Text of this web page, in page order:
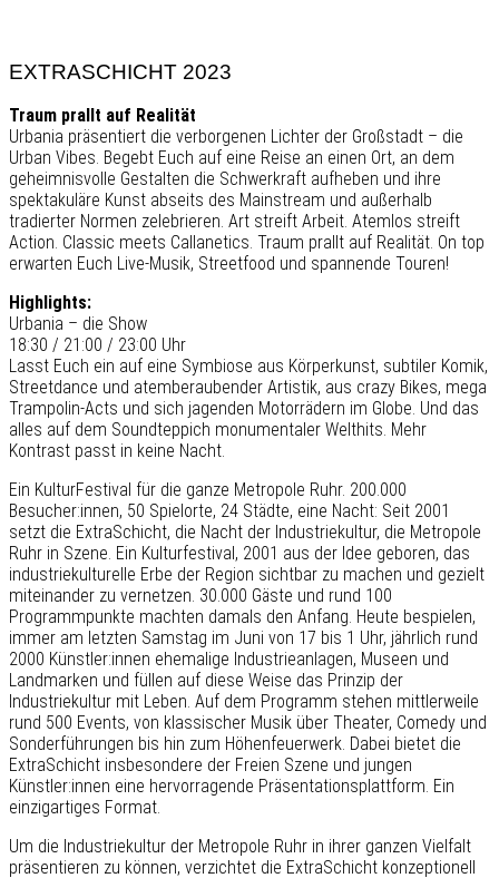
EXTRASCHICHT 2023
Traum prallt auf Realität
Urbania präsentiert die verborgenen Lichter der Großstadt – die
Urban Vibes. Begebt Euch auf eine Reise an einen Ort, an dem
geheimnisvolle Gestalten die Schwerkraft aufheben und ihre
spektakuläre Kunst abseits des Mainstream und außerhalb
tradierter Normen zelebrieren. Art streift Arbeit. Atemlos streift
Action. Classic meets Callanetics. Traum prallt auf Realität. On top
erwarten Euch Live-Musik, Streetfood und spannende Touren!
Highlights:
Urbania – die Show
18:30 / 21:00 / 23:00 Uhr
Lasst Euch ein auf eine Symbiose aus Körperkunst, subtiler Komik,
Streetdance und atemberaubender Artistik, aus crazy Bikes, mega
Trampolin-Acts und sich jagenden Motorrädern im Globe. Und das
alles auf dem Soundteppich monumentaler Welthits. Mehr
Kontrast passt in keine Nacht.
Ein KulturFestival für die ganze Metropole Ruhr. 200.000
Besucher:innen, 50 Spielorte, 24 Städte, eine Nacht: Seit 2001
setzt die ExtraSchicht, die Nacht der Industriekultur, die Metropole
Ruhr in Szene. Ein Kulturfestival, 2001 aus der Idee geboren, das
industriekulturelle Erbe der Region sichtbar zu machen und gezielt
miteinander zu vernetzen. 30.000 Gäste und rund 100
Programmpunkte machten damals den Anfang. Heute bespielen,
immer am letzten Samstag im Juni von 17 bis 1 Uhr, jährlich rund
2000 Künstler:innen ehemalige Industrieanlagen, Museen und
Landmarken und füllen auf diese Weise das Prinzip der
Industriekultur mit Leben. Auf dem Programm stehen mittlerweile
rund 500 Events, von klassischer Musik über Theater, Comedy und
Sonderführungen bis hin zum Höhenfeuerwerk. Dabei bietet die
ExtraSchicht insbesondere der Freien Szene und jungen
Künstler:innen eine hervorragende Präsentationsplattform. Ein
einzigartiges Format.
Um die Industriekultur der Metropole Ruhr in ihrer ganzen Vielfalt
präsentieren zu können, verzichtet die ExtraSchicht konzeptionell